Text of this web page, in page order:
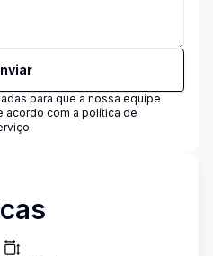
para que a nossa equipe
acordo com a política de